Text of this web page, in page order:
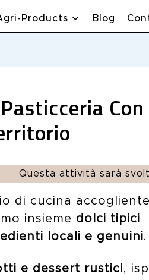
Products Blog
Con
Questa attività sarà
di cucina
insieme dolci tipici
locali e genuini.
e dessert rustici,